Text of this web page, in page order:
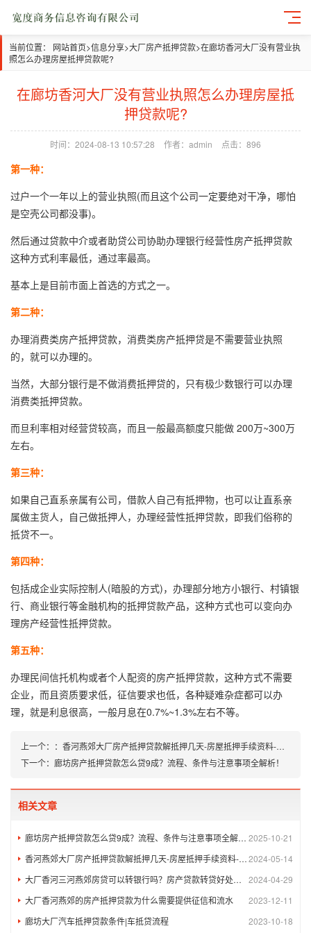
当前位置： 网站首页>信息分享>大厂房产抵押贷款>在廊坊香河大厂没有营业执
照怎么办理房屋抵押贷款呢?
在廊坊香河大厂没有营业执照怎么办理房屋抵
押贷款呢?
时间：2024-08-13 10:57:28 作者：admin 点击：896
第一种：
过户一个一年以上的营业执照(而且这个公司一定要绝对干净，哪怕
是空壳公司都没事)。
然后通过贷款中介或者助贷公司协助办理银行经营性房产抵押贷款
这种方式利率最低，通过率最高。
基本上是目前市面上首选的方式之一。
第二种：
办理消费类房产抵押贷款，消费类房产抵押贷是不需要营业执照
的，就可以办理的。
当然，大部分银行是不做消费抵押贷的，只有极少数银行可以办理
消费类抵押贷款。
而旦利率相对经营贷较高，而且一般最高额度只能做 200万~300万
左右。
第三种：
如果自己直系亲属有公司，借款人自己有抵押物，也可以让直系亲
属做主货人，自己做抵押人，办理经营性抵押贷款，即我们俗称的
抵贷不一。
第四种：
包括成企业实际控制人(暗股的方式)，办理部分地方小银行、村镇银
行、商业银行等金融机构的抵押贷款产品，这种方式也可以变向办
理房产经营性抵押贷款。
第五种：
办理民间信托机构或者个人配资的房产抵押贷款，这种方式不需要
企业，而且资质要求低，征信要求也低，各种疑难杂症都可以办
理，就是利息很高，一般月息在0.7%~1.3%左右不等。
上一个： ： 香河燕郊大厂房产抵押贷款解抵押几天-房屋抵押手续资料-房屋个人贷款公司
下一个： 廊坊房产抵押贷款怎么贷9成？流程、条件与注意事项全解析！
相关文章
2025-10-21
廊坊房产抵押贷款怎么贷9成？流程、条件与注意事项全解析！
2024-05-14
香河燕郊大厂房产抵押贷款解抵押几天-房屋抵押手续资料-房屋个人贷款公司
2024-04-29
大厂香河三河燕郊房贷可以转银行吗？房产贷款转贷好处，注意事项！
2023-12-11
大厂香河燕郊的房产抵押贷款为什么需要提供征信和流水
2023-10-18
廊坊大厂汽车抵押贷款条件|车抵贷流程